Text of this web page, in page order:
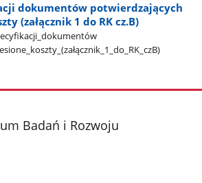
dokumentów potwierdzających
(załącznik 1 do RK cz.B)
Badań i Rozwoju